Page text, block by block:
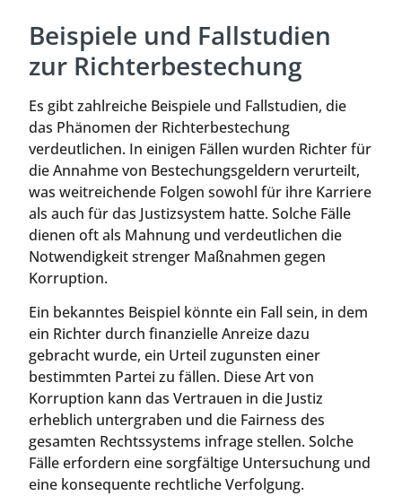
Beispiele und Fallstudien
zur Richterbestechung
Es gibt zahlreiche Beispiele und Fallstudien, die
das Phänomen der Richterbestechung
verdeutlichen. In einigen Fällen wurden Richter für
die Annahme von Bestechungsgeldern verurteilt,
was weitreichende Folgen sowohl für ihre Karriere
als auch für das Justizsystem hatte. Solche Fälle
dienen oft als Mahnung und verdeutlichen die
Notwendigkeit strenger Maßnahmen gegen
Korruption.
Ein bekanntes Beispiel könnte ein Fall sein, in dem
ein Richter durch finanzielle Anreize dazu
gebracht wurde, ein Urteil zugunsten einer
bestimmten Partei zu fällen. Diese Art von
Korruption kann das Vertrauen in die Justiz
erheblich untergraben und die Fairness des
gesamten Rechtssystems infrage stellen. Solche
Fälle erfordern eine sorgfältige Untersuchung und
eine konsequente rechtliche Verfolgung.